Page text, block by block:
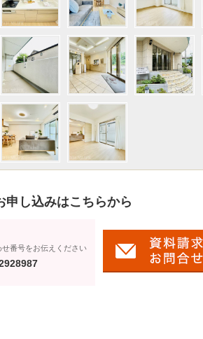
申し込みはこちらから
せ番号をお伝えください